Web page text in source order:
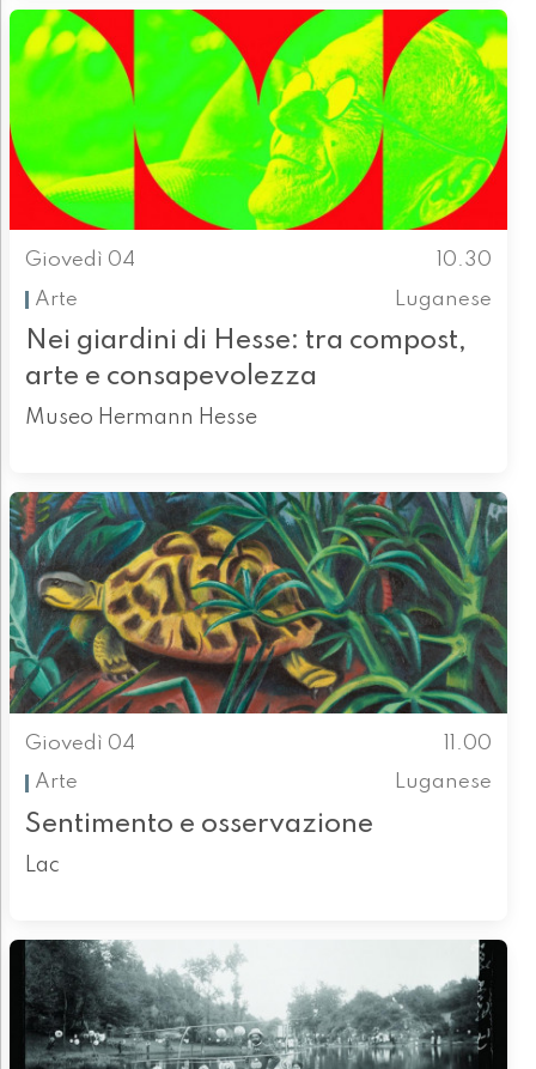
Giovedì 04
10.30
Arte
Luganese
Nei giardini di Hesse: tra compost,
arte e consapevolezza
Museo Hermann Hesse
Giovedì 04
11.00
Arte
Luganese
Sentimento e osservazione
Lac